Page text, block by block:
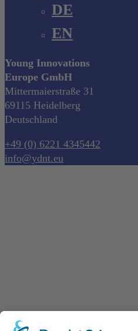
DE
EN
Young Innovations
Europe GmbH
Mittermaierstraße 31
69115 Heidelberg
Deutschland
+49 (0) 6221 4345442
info@ydnt.eu